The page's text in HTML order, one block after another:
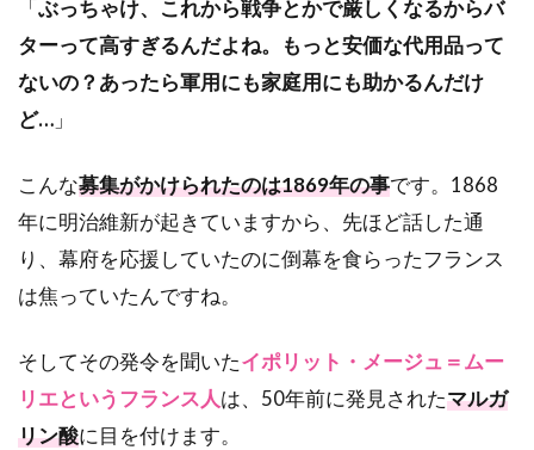
「ぶっちゃけ、これから戦争とかで厳しくなるからバ
ターって高すぎるんだよね。もっと安価な代用品って
ないの？あったら軍用にも家庭用にも助かるんだけ
ど… 」
こんな募集がかけられたのは1869年の事です。1868
年に明治維新が起きていますから、先ほど話した通
り、幕府を応援していたのに倒幕を食らったフランス
は焦っていたんですね。
そしてその発令を聞いたイポリット・メージュ＝ムー
リエというフランス人は、50年前に発見されたマルガ
リン酸に目を付けます。